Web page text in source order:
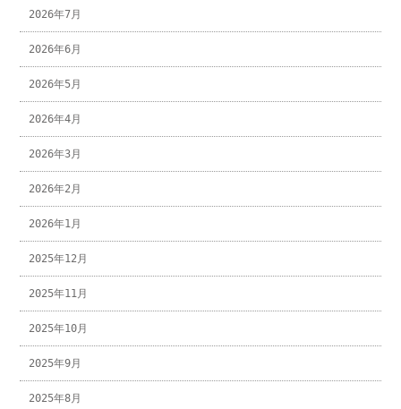
2026年7月
2026年6月
2026年5月
2026年4月
2026年3月
2026年2月
2026年1月
2025年12月
2025年11月
2025年10月
2025年9月
2025年8月